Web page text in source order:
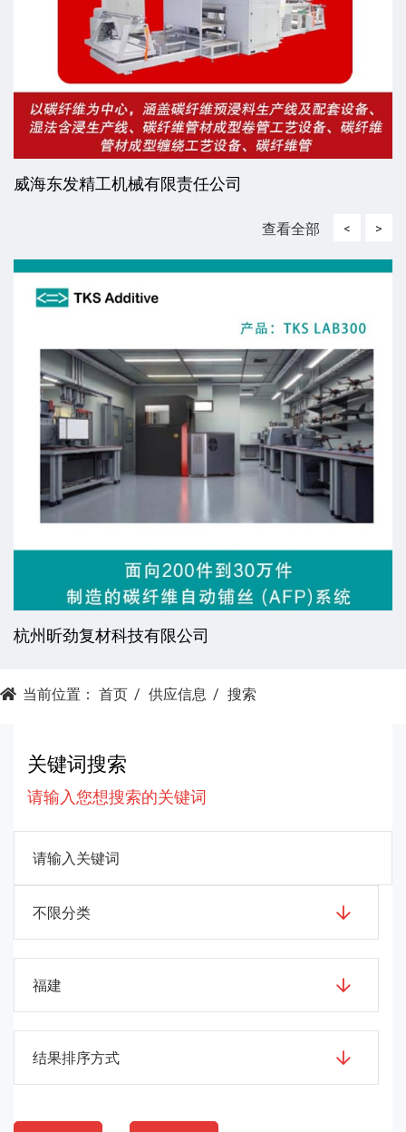
威海东发精工机械有限责任公司
查看全部 <
杭州昕劲复材科技有限公司
>
当前位置： 首页 供应信息 搜索
关键词搜索
请输入您想搜索的关键词
不限分类
福建
结果排序方式